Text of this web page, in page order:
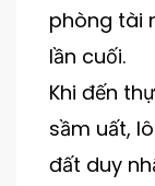
phòng tài
lần cuối.
Khi đến
sầm uất,
đất duy